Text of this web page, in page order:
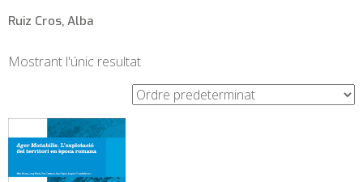
Ruiz Cros, Alba
Mostrant l'únic resultat